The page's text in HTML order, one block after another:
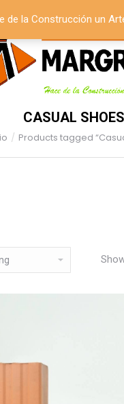
CASUAL SHOES
Products tagged
de la Construcción un